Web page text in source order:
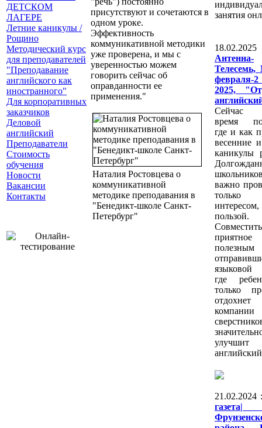
ДЕТСКОМ
ЛАГЕРЕ
Летние каникулы /
Рощино
Методический курс
для преподавателей
"Преподавание
английского как
иностранного"
Для корпоративных
заказчиков
Деловой
английский
Преподаватели
Стоимость
обучения
Новости
Вакансии
Контакты
присутствуют и сочетаются в
одном уроке.
Эффективность
коммуникативной методики
уже проверена, и мы с
уверенностью можем
говорить сейчас об
оправданности ее
применения."
Наталия Ростовцева о
коммуникативной
методике преподавания в
"Бенедикт-школе Санкт-
Петербург"
занятия
Антенна-
февраля-
2025,
Сейчас
время
где и как
весенние
каникулы
важно
пользой.
Совместить
полезным
языковой
где
только
компании